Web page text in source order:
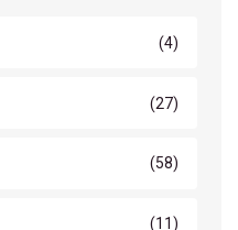
(4)
(27)
(58)
(11)